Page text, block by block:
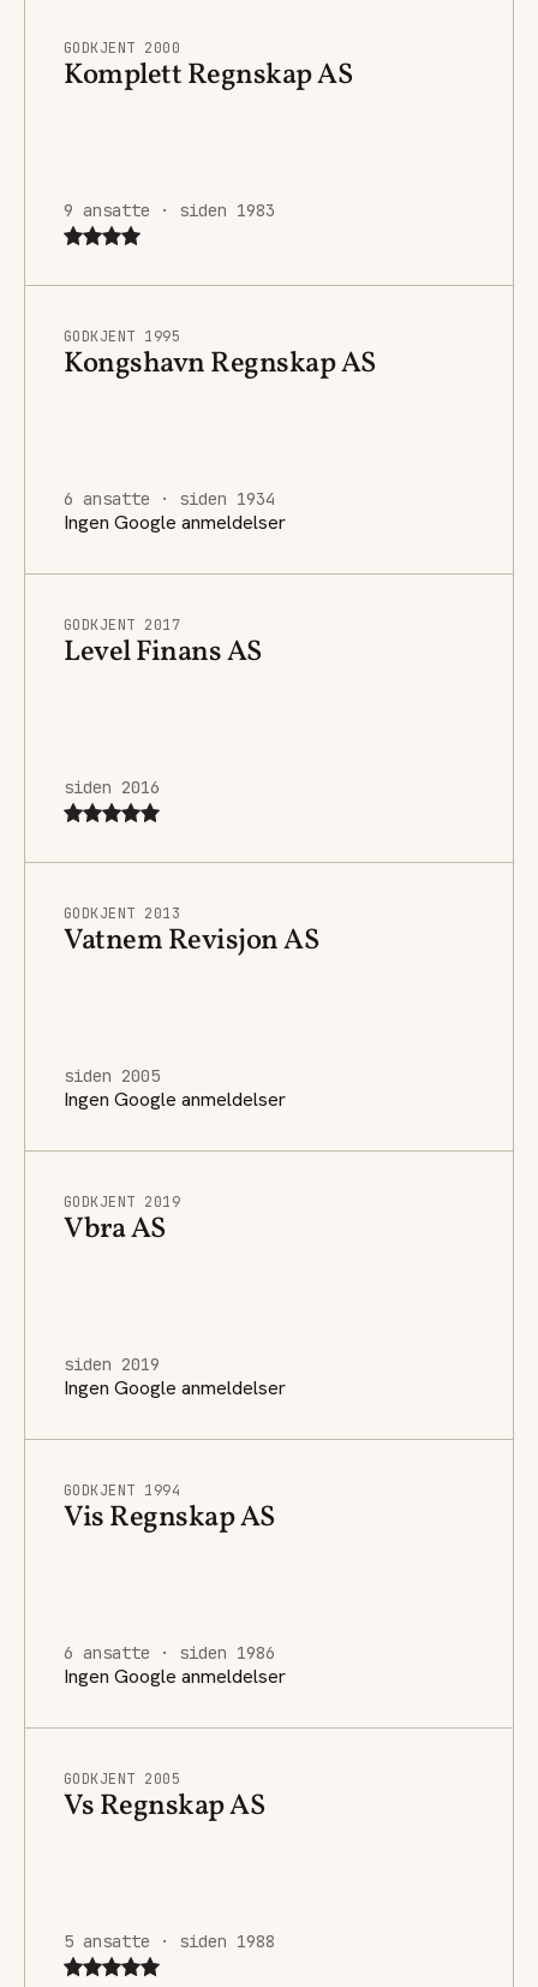
GODKJENT 2000
Komplett Regnskap AS
9 ansatte · siden 1983
GODKJENT 1995
Kongshavn Regnskap AS
6 ansatte · siden 1934
Ingen Google anmeldelser
GODKJENT 2017
Level Finans AS
siden 2016
GODKJENT 2013
Vatnem Revisjon AS
siden 2005
Ingen Google anmeldelser
GODKJENT 2019
Vbra AS
siden 2019
Ingen Google anmeldelser
GODKJENT 1994
Vis Regnskap AS
6 ansatte · siden 1986
Ingen Google anmeldelser
GODKJENT 2005
Vs Regnskap AS
5 ansatte · siden 1988